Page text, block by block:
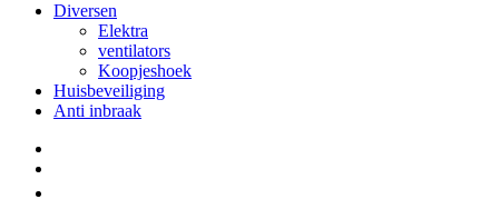
Diversen
Elektra
ventilators
Koopjeshoek
Huisbeveiliging
Anti inbraak